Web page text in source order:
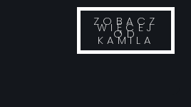
ZOBACZ
WIĘCEJ
OD
KAMILA